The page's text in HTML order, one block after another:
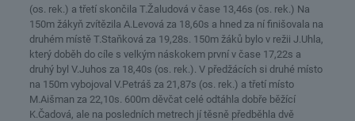
(os. rek.) a třetí skončila T.Žaludová v čase 13,46s (os. rek.) Na
150m žákyň zvítězila A.Levová za 18,60s a hned za ní finišovala na
druhém místě T.Staňková za 19,28s. 150m žáků bylo v režii J.Uhla,
který doběh do cíle s velkým náskokem první v čase 17,22s a
druhý byl V.Juhos za 18,40s (os. rek.). V předžácích si druhé místo
na 150m vybojoval V.Petráš za 21,87s (os. rek.) a třetí místo
M.Aišman za 22,10s. 600m děvčat celé odtáhla dobře běžící
K.Čadová, ale na posledních metrech jí těsně předběhla dvě